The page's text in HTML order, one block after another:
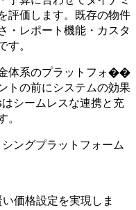
評価します。既存の物件
・レポート機能・カスタ
。
体系のプラットフォ��
トの前にシステムの効果
シームレスな連携と充
ングプラットフォーム
価格設定を実現しま